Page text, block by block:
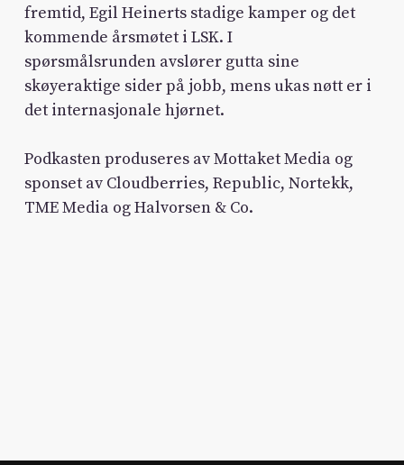
fremtid, Egil Heinerts stadige kamper og det
kommende årsmøtet i LSK. I
spørsmålsrunden avslører gutta sine
skøyeraktige sider på jobb, mens ukas nøtt er i
det internasjonale hjørnet.
Podkasten produseres av Mottaket Media og
sponset av Cloudberries, Republic, Nortekk,
TME Media og Halvorsen & Co.